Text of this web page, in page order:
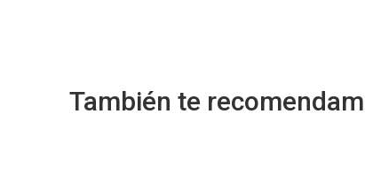
También te